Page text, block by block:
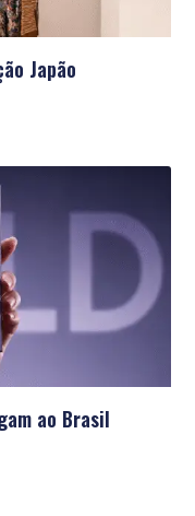
Japão
ao Brasil